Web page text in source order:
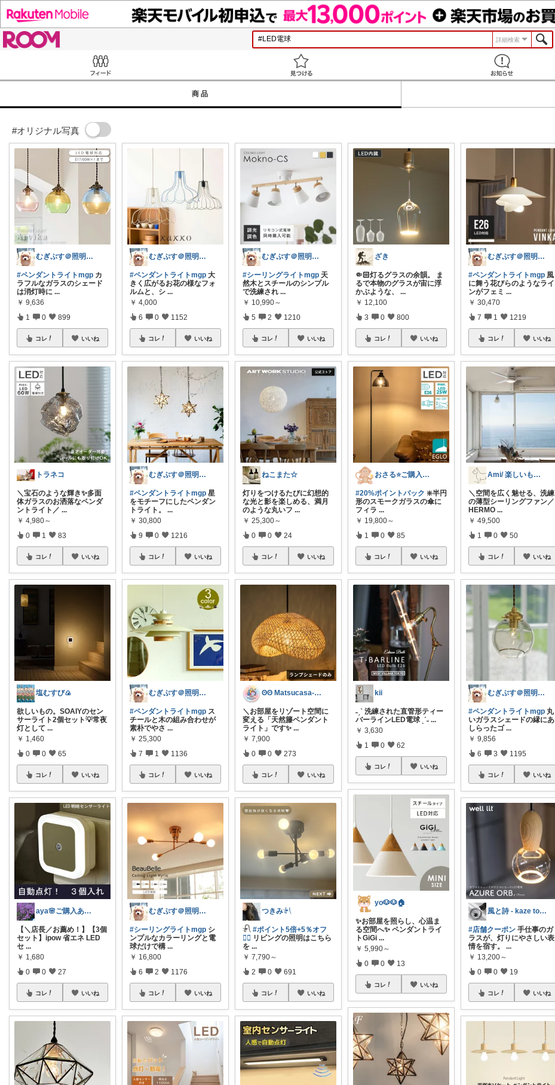
詳細検索
商品
#オリジナル写真
むぎぷす＠照明とインテリアと北欧食器
#ペンダントライトmgp カ
ラフルなガラスのシェード
は消灯時に ...
￥ 9,636
1 0 899
コレ いいね
トラネコ
＼宝石のような輝き✨多面
体ガラスのお洒落なペンダ
ントライト／ ...
￥ 4,980～
0 1 83
コレ いいね
塩むすび🍙
欲しいもの。SOAIYのセン
サーライト2個セット💡常夜
灯として ...
￥ 1,460
0 0 65
コレ いいね
aya🌸ご購入ありがとうございます✨
【＼店長／お薦め！】【3個
セット】ipow 省エネ LED
セ ...
￥ 1,680
0 0 27
コレ いいね
むぎぷす＠照明とインテリアと北欧食器
#ペンダントライトmgp 大
きく広がるお花の様なフォ
ルムと、シ ...
￥ 4,000
6 0 1152
コレ いいね
むぎぷす＠照明とインテリアと北欧食器
#ペンダントライトmgp 星
をモチーフにしたペンダン
トライト。
...
￥ 30,800
9 0 1216
コレ いいね
むぎぷす＠照明とインテリアと北欧食器
#ペンダントライトmgp ス
チールと木の組み合わせが
素朴でやさ ...
￥ 25,300
7 1 1136
コレ いいね
むぎぷす＠照明とインテリアと北欧食器
#シーリングライトmgp シ
ンプルなカラーリングと電
球だけで構 ...
￥ 16,800
6 2 1176
コレ いいね
むぎぷす＠照明とインテリアと北欧食器
#シーリングライトmgp 天
然木とスチールのシンプル
で洗練され ...
￥ 10,990～
5 2 1210
コレ いいね
ねこまた☆
灯りをつけるたびに幻想的
な光と影を楽しめる、満月
のような丸いフ ...
￥ 25,300～
0 0 24
コレ いいね
ʘʘ Matsucasa-TooL ʘʘ
＼お部屋をリゾート空間に
変える「天然籐ペンダント
ライト」です✨ ...
￥ 7,900
0 0 273
コレ いいね
つきみ𓍯
𓍯#ポイント5倍+5％オフ
❤️‍🔥 リビングの照明はこちら
を ...
￥ 7,790～
2 0 691
コレ いいね
ざき
🤏🏻灯るグラスの余韻。 ま
るで本物のグラスが宙に浮
かぶような、
...
￥ 12,100
3 0 800
コレ いいね
おさる⭐ご購入感謝🐹
#20%ポイントバック ❇️半円
形のスモークガラスの傘に
フィラ ...
￥ 19,800～
1 0 85
コレ いいね
kii
˗ˏˋ 洗練された直管形ティー
バーラインLED電球 ˎˊ˗...
￥ 3,630
1 0 62
コレ いいね
yo🐶🐶🏠
✨お部屋を照らし、心温ま
る空間へ✨ ペンダントライ
トGiGi ...
￥ 5,990～
0 0 13
コレ いいね
むぎぷす＠照明とインテリアと北欧食器
#ペンダントライトmgp 風
に舞う花びらのようなライ
ンがフェミ ...
￥ 30,470
7 1 1219
コレ いいね
Ami/ 楽しいもの美味しいもの
＼空間を広く魅せる、洗練
の薄型シーリングファン／
HERMO ...
￥ 49,500
1 0 50
コレ いいね
むぎぷす＠照明とインテリアと北欧食器
#ペンダントライトmgp 丸
いガラスシェードの縁にあ
しらったゴ ...
￥ 9,856
6 3 1195
コレ いいね
風と詩 - kaze to uta -
#店舗クーポン 手仕事のガ
ラスが、灯りにやさしい表
情を宿す。...
￥ 13,200～
0 0 19
コレ いいね